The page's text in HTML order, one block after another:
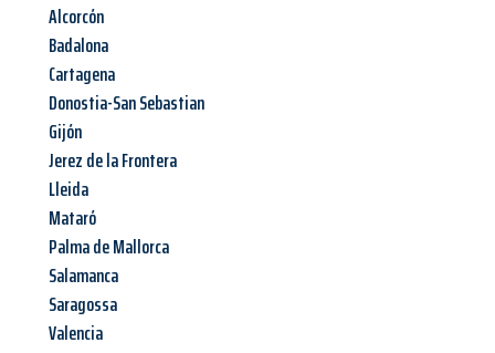
Alcorcón
Badalona
Cartagena
Donostia-San Sebastian
Gijón
Jerez de la Frontera
Lleida
Mataró
Palma de Mallorca
Salamanca
Saragossa
Valencia